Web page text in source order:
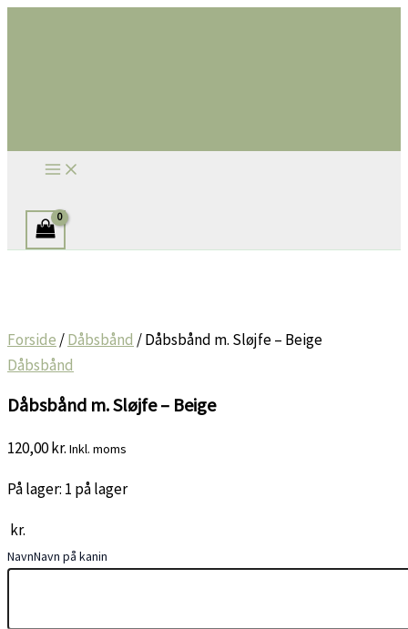
Forside /Dåbsbånd / Dåbsbånd m. Sløjfe – Beige
Dåbsbånd
Dåbsbånd m. Sløjfe – Beige
120,00kr. Inkl. moms
På lager: 1 på lager
kr.
NavnNavn på kanin